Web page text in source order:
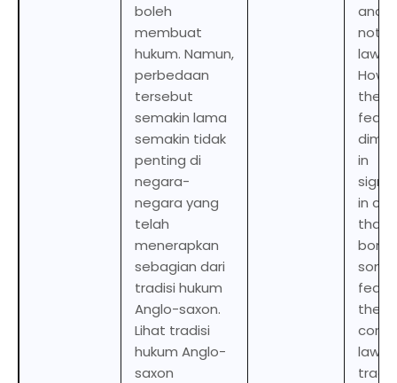
boleh
membuat
hukum. Namun,
perbedaan
tersebut
semakin lama
semakin tidak
penting di
negara-
negara yang
telah
menerapkan
sebagian dari
tradisi hukum
Anglo-saxon.
Lihat tradisi
hukum Anglo-
saxon
and
not
law.
these
in
in
that
the
law